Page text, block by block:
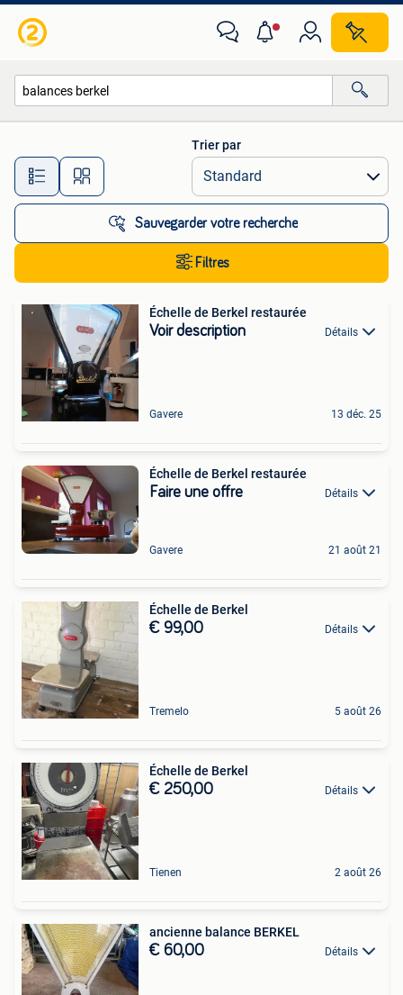
Toutes les distances…
Trier par
Sauvegarder votre recherche
Filtres
Échelle de Berkel restaurée
Voir description Détails
Gavere 13 déc. 25
Échelle de Berkel restaurée
Faire une offre Détails
Gavere 21 août 21
Échelle de Berkel
€ 99,00 Détails
Tremelo 5 août 26
Échelle de Berkel
€ 250,00 Détails
Tienen 2 août 26
ancienne balance BERKEL
€ 60,00 Détails